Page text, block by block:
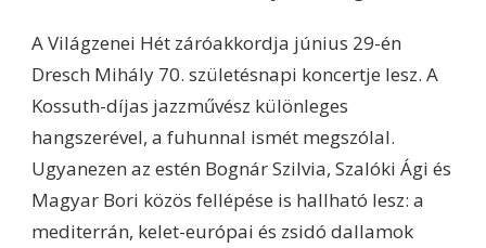
A Világzenei Hét záróakkordja június 29-én
Dresch Mihály 70. születésnapi koncertje lesz. A
Kossuth-díjas jazzművész különleges
hangszerével, a fuhunnal ismét megszólal.
Ugyanezen az estén Bognár Szilvia, Szalóki Ági és
Magyar Bori közös fellépése is hallható lesz: a
mediterrán, kelet-európai és zsidó dallamok